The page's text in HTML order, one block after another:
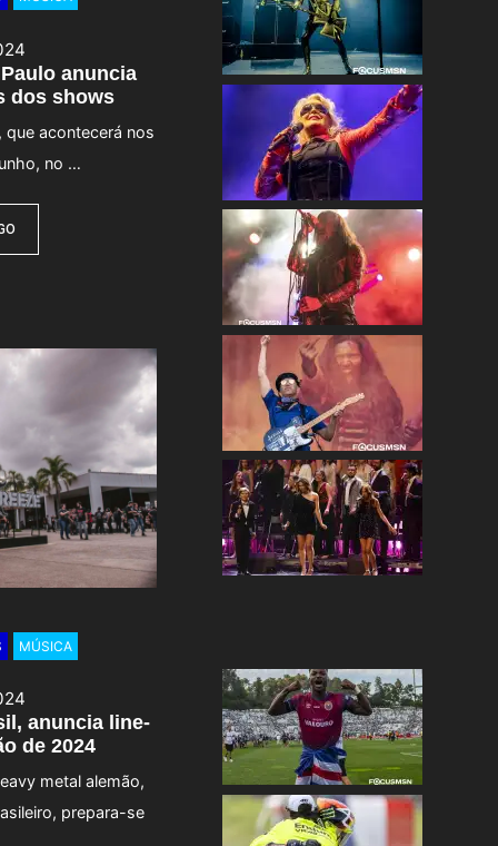
anuncia
dos shows
que acontecerá nos
no …
anuncia line-
de 2024
metal alemão,
prepara-se
MÚSICA